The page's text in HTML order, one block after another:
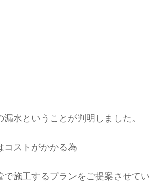
水ということが判明しました。
コストがかかる為
施工するプランをご提案させてい